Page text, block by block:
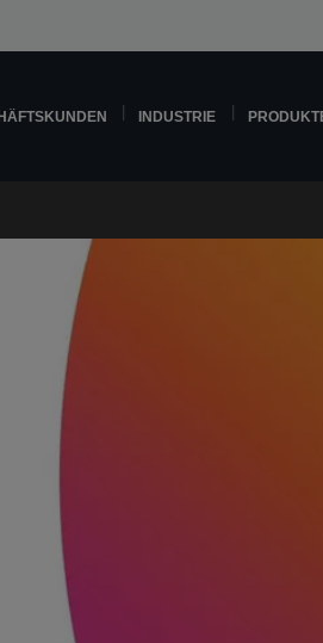
INDUSTRIE